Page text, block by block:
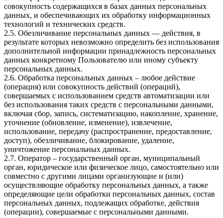
совокупность содержащихся в базах данных персональных
данных, и обеспечивающих их обработку информационных
технологий и технических средств.
2.5. Обезличивание персональных данных — действия, в
результате которых невозможно определить без использования
дополнительной информации принадлежность персональных
данных конкретному Пользователю или иному субъекту
персональных данных.
2.6. Обработка персональных данных – любое действие
(операция) или совокупность действий (операций),
совершаемых с использованием средств автоматизации или
без использования таких средств с персональными данными,
включая сбор, запись, систематизацию, накопление, хранение,
уточнение (обновление, изменение), извлечение,
использование, передачу (распространение, предоставление,
доступ), обезличивание, блокирование, удаление,
уничтожение персональных данных.
2.7. Оператор – государственный орган, муниципальный
орган, юридическое или физическое лицо, самостоятельно или
совместно с другими лицами организующие и (или)
осуществляющие обработку персональных данных, а также
определяющие цели обработки персональных данных, состав
персональных данных, подлежащих обработке, действия
(операции), совершаемые с персональными данными.